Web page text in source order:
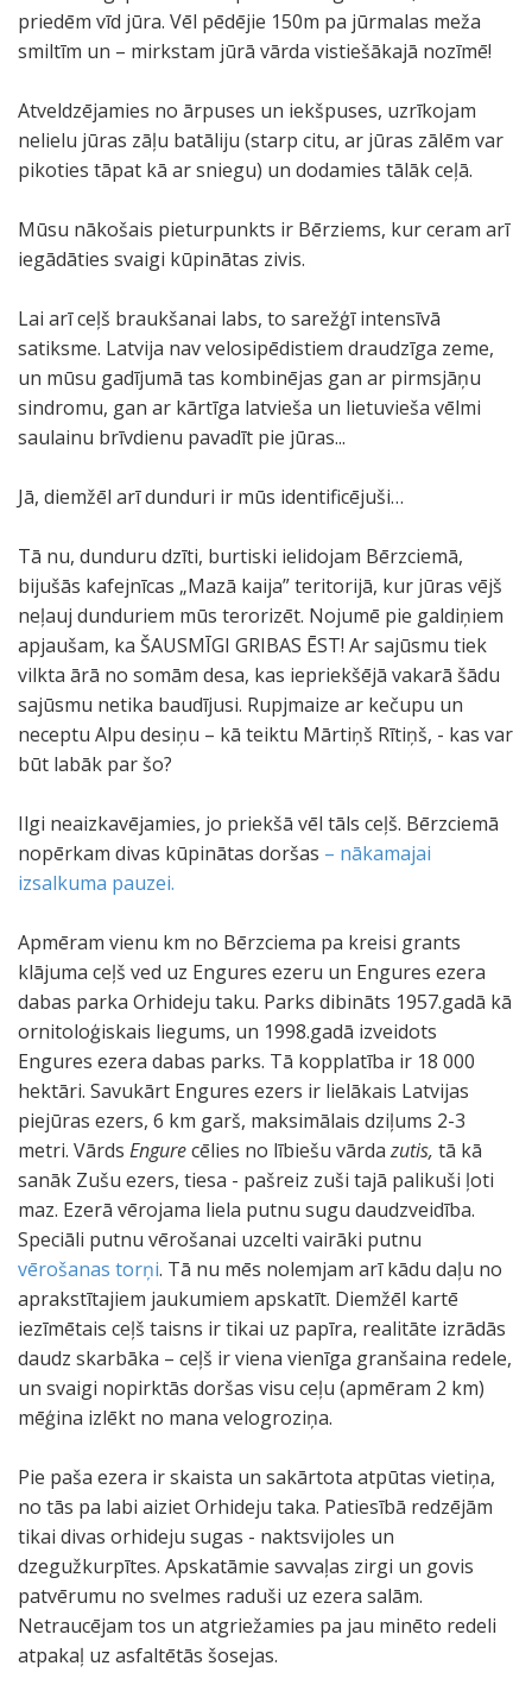
priedēm vīd jūra. Vēl pēdējie 150m pa jūrmalas meža
smiltīm un – mirkstam jūrā vārda vistiešākajā nozīmē!
Atveldzējamies no ārpuses un iekšpuses, uzrīkojam
nelielu jūras zāļu batāliju (starp citu, ar jūras zālēm var
pikoties tāpat kā ar sniegu) un dodamies tālāk ceļā.
Mūsu nākošais pieturpunkts ir Bērziems, kur ceram arī
iegādāties svaigi kūpinātas zivis.
Lai arī ceļš braukšanai labs, to sarežģī intensīvā
satiksme. Latvija nav velosipēdistiem draudzīga zeme,
un mūsu gadījumā tas kombinējas gan ar pirmsjāņu
sindromu, gan ar kārtīga latvieša un lietuvieša vēlmi
saulainu brīvdienu pavadīt pie jūras...
Jā, diemžēl arī dunduri ir mūs identificējuši…
Tā nu, dunduru dzīti, burtiski ielidojam Bērzciemā,
bijušās kafejnīcas „Mazā kaija” teritorijā, kur jūras vējš
neļauj dunduriem mūs terorizēt. Nojumē pie galdiņiem
apjaušam, ka ŠAUSMĪGI GRIBAS ĒST! Ar sajūsmu tiek
vilkta ārā no somām desa, kas iepriekšējā vakarā šādu
sajūsmu netika baudījusi. Rupjmaize ar kečupu un
neceptu Alpu desiņu – kā teiktu Mārtiņš Rītiņš, - kas var
būt labāk par šo?
Ilgi neaizkavējamies, jo priekšā vēl tāls ceļš. Bērzciemā
nopērkam divas kūpinātas doršas – nākamajai
izsalkuma pauzei.
Apmēram vienu km no Bērzciema pa kreisi grants
klājuma ceļš ved uz Engures ezeru un Engures ezera
dabas parka Orhideju taku. Parks dibināts 1957.gadā kā
ornitoloģiskais liegums, un 1998.gadā izveidots
Engures ezera dabas parks. Tā kopplatība ir 18 000
hektāri. Savukārt Engures ezers ir lielākais Latvijas
piejūras ezers, 6 km garš, maksimālais dziļums 2-3
metri. Vārds Engurecēlies no lībiešu vārdazutis, tā kā
sanāk Zušu ezers, tiesa - pašreiz zuši tajā palikuši ļoti
maz. Ezerā vērojama liela putnu sugu daudzveidība.
Speciāli putnu vērošanai uzcelti vairāki putnu
vērošanas torņi. Tā nu mēs nolemjam arī kādu daļu no
aprakstītajiem jaukumiem apskatīt. Diemžēl kartē
iezīmētais ceļš taisns ir tikai uz papīra, realitāte izrādās
daudz skarbāka – ceļš ir viena vienīga granšaina redele,
un svaigi nopirktās doršas visu ceļu (apmēram 2 km)
mēģina izlēkt no mana velogroziņa.
Pie paša ezera ir skaista un sakārtota atpūtas vietiņa,
no tās pa labi aiziet Orhideju taka. Patiesībā redzējām
tikai divas orhideju sugas - naktsvijoles un
dzegužkurpītes. Apskatāmie savvaļas zirgi un govis
patvērumu no svelmes raduši uz ezera salām.
Netraucējam tos un atgriežamies pa jau minēto redeli
atpakaļ uz asfaltētās šosejas.